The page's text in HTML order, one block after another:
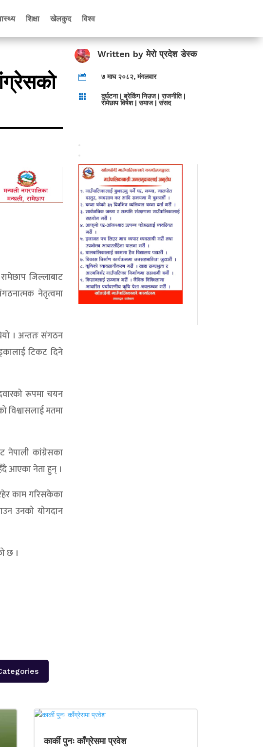
शिक्षा खेलकुद विश्व
Written byमेरो प्रदेश डेस्क
 ७ माघ २०८२, मंगलवार
 दुर्घटना|ब्रेकिंग निउज|राजनीति|
रामेछाप विषेश|समाज|संसद
जिल्लाबाट
नेतृत्वमा
। अन्ततः संगठन
टिकट दिने
रूपमा चयन
विश्वासलाई मतमा
नेपाली कांग्रेसका
आएका नेता हुन् ।
काम गरिसकेका
उनको योगदान
छ ।
कार्की पुनः काँग्रेसमा प्रवेश